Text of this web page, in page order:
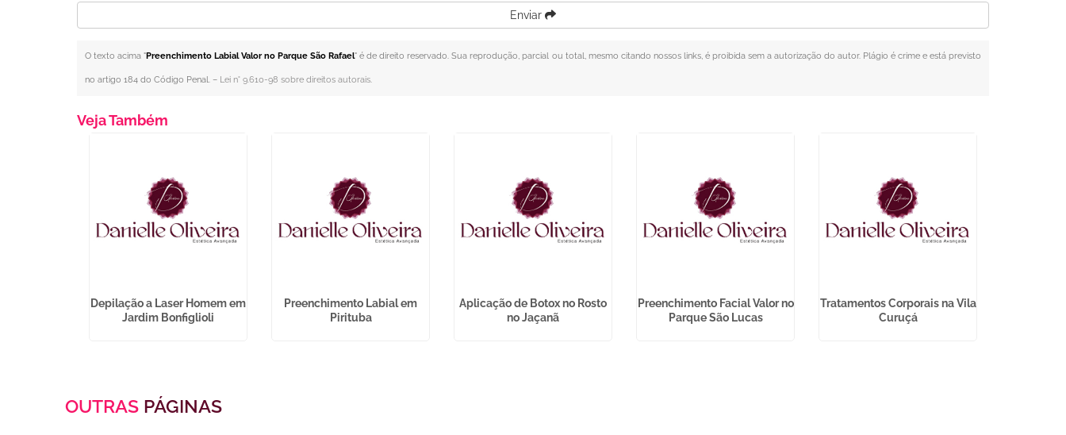
Enviar
O texto acima "Preenchimento Labial Valor no Parque São Rafael" é de direito reservado. Sua reprodução, parcial ou total, mesmo citando nossos links, é proibida sem a autorização do autor. Plágio é crime e está previsto
no artigo 184 do Código Penal. – Lei n° 9.610-98 sobre direitos autorais.
Veja Também
Depilação a Laser Homem em
Jardim Bonfiglioli
Preenchimento Labial em
Pirituba
Aplicação de Botox no Rosto
no Jaçanã
Preenchimento Facial Valor no
Parque São Lucas
Tratamentos Corporais na Vila
Curuçá
OUTRAS PÁGINAS